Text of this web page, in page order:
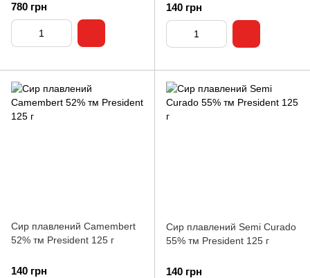
780 грн 140 грн
Сир плавлений Camembert
52% тм President 125 г
140 грн
Сир плавлений Semi Curado
55% тм President 125 г
140 грн